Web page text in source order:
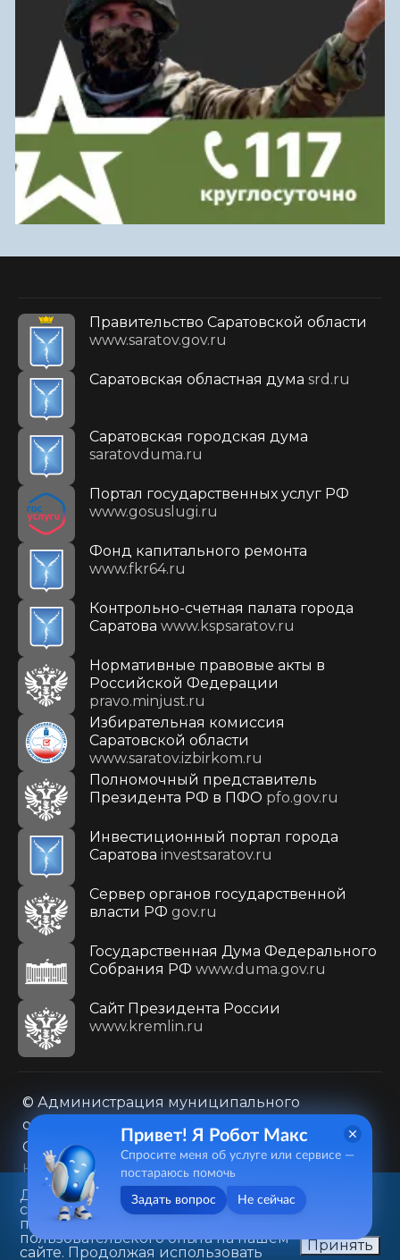
Правительство Саратовской области
www.saratov.gov.ru
Саратовская областная дума srd.ru
Саратовская городская дума
saratovduma.ru
Портал государственных услуг РФ
www.gosuslugi.ru
Фонд капитального ремонта
www.fkr64.ru
Контрольно-счетная палата города
Саратова www.kspsaratov.ru
Нормативные правовые акты в
Российской Федерации
pravo.minjust.ru
Избирательная комиссия
Саратовской области
www.saratov.izbirkom.ru
Полномочный представитель
Президента РФ в ПФО pfo.gov.ru
Инвестиционный портал города
Саратова investsaratov.ru
Сервер органов государственной
власти РФ gov.ru
Государственная Дума Федерального
Собрания РФ www.duma.gov.ru
Cайт Президента России
www.kremlin.ru
© Администрация муниципального
образования городского округа «Город
Саратов»
Контакты
Карта сайта
Политика в отношении обработки
персональных данных
410031, г. Саратов, ул. Первомайская, д. 78
Данный веб-сайт использует
cookie-файлы в целях
предоставления вам лучшего
пользовательского опыта на нашем
сайте. Продолжая использовать
Принять
Привет! Я Робот Макс
Спросите меня об услуге или сервисе —
постараюсь помочь
Задать вопрос Не сейчас